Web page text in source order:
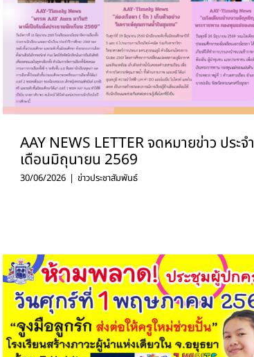
AAY NEWS LETTER จดหมายข่าว ประจำ
เดือนมิถุนายน 2569
30/06/2026 | ข่าวประชาสัมพันธ์